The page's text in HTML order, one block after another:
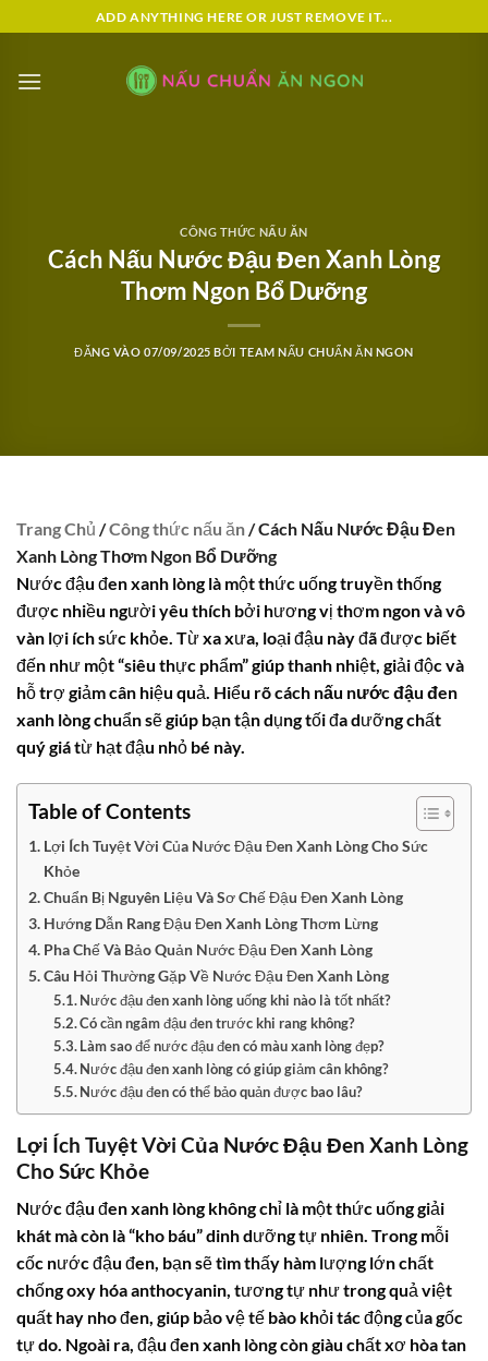
qua
dung
ADD ANYTHING HERE OR JUST REMOVE IT...
CÔNG THỨC NẤU ĂN
Cách Nấu Nước Đậu Đen Xanh Lòng
Thơm Ngon Bổ Dưỡng
ĐĂNG VÀO07/09/2025 BỞI TEAM NẤU CHUẨN ĂN NGON
Trang Chủ /Công thức nấu ăn/ Cách Nấu Nước Đậu Đen
Xanh Lòng Thơm Ngon Bổ Dưỡng
Nước đậu đen xanh lòng là một thức uống truyền thống
được nhiều người yêu thích bởi hương vị thơm ngon và vô
vàn lợi ích sức khỏe. Từ xa xưa, loại đậu này đã được biết
đến như một “siêu thực phẩm” giúp thanh nhiệt, giải độc và
hỗ trợ giảm cân hiệu quả. Hiểu rõcách nấu nước đậu đen
xanh lòngchuẩn sẽ giúp bạn tận dụng tối đa dưỡng chất
quý giá từ hạt đậu nhỏ bé này.
Table of Contents
Lợi Ích Tuyệt Vời Của Nước Đậu Đen Xanh Lòng Cho Sức
Khỏe
Chuẩn Bị Nguyên Liệu Và Sơ Chế Đậu Đen Xanh Lòng
Hướng Dẫn Rang Đậu Đen Xanh Lòng Thơm Lừng
Pha Chế Và Bảo Quản Nước Đậu Đen Xanh Lòng
Câu Hỏi Thường Gặp Về Nước Đậu Đen Xanh Lòng
Nước đậu đen xanh lòng uống khi nào là tốt nhất?
Có cần ngâm đậu đen trước khi rang không?
Làm sao để nước đậu đen có màu xanh lòng đẹp?
Nước đậu đen xanh lòng có giúp giảm cân không?
Nước đậu đen có thể bảo quản được bao lâu?
Lợi Ích Tuyệt Vời Của Nước Đậu Đen Xanh Lòng
Cho Sức Khỏe
Nước đậu đen xanh lòng không chỉ là một thức uống giải
khát mà còn là “kho báu” dinh dưỡng tự nhiên. Trong mỗi
cốc nước đậu đen, bạn sẽ tìm thấy hàm lượng lớn chất
chống oxy hóa anthocyanin, tương tự như trong quả việt
quất hay nho đen, giúp bảo vệ tế bào khỏi tác động của gốc
tự do. Ngoài ra, đậu đen xanh lòng còn giàu chất xơ hòa tan